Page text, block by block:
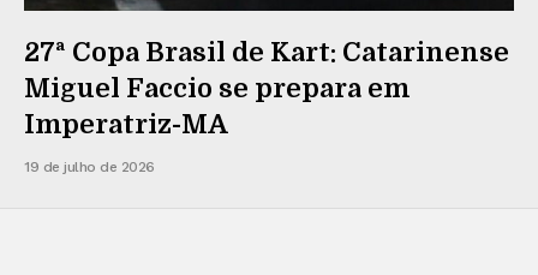
27ª Copa Brasil de Kart: Catarinense
Miguel Faccio se prepara em
Imperatriz-MA
19 de julho de 2026